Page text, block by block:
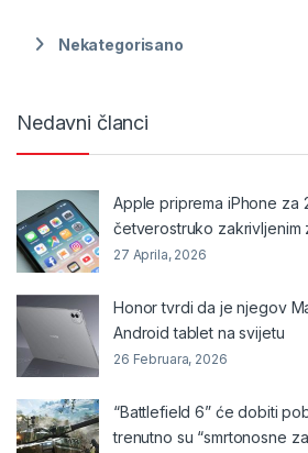
Nekategorisano
Nedavni članci
Apple priprema iPhone za
četverostruko zakrivljenim
27 Aprila, 2026
Honor tvrdi da je njegov
Android tablet na svijetu
26 Februara, 2026
“Battlefield 6” će dobiti
trenutno su “smrtonosne